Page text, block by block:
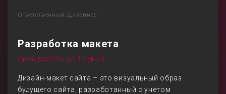
Ответственный: Дизайнер
Разработка макета
Срок работы до 15 дней
Дизайн-макет сайта – это визуальный образ
будущего сайта, разработанный с учетом